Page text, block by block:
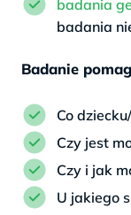
badania
badania
Badanie
Co
Czy jest
Czy i jak
U jakiego